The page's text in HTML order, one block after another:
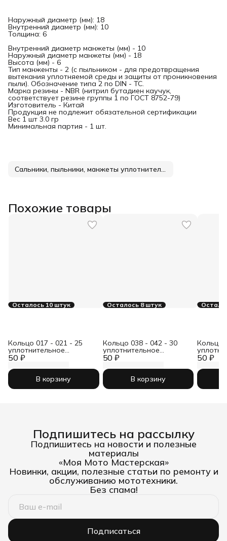
Наружный диаметр (мм): 18
Внутренний диаметр (мм): 10
Толщина: 6
Внутренний диаметр манжеты (мм) - 10
Наружный диаметр манжеты (мм) - 18
Высота (мм) - 6
Тип манженты - 2 (с пыльником - для предотвращения
вытекания уплотняемой среды и защиты от проникновения
пыли). Обозначение типа 2 по DIN - TC.
Марка резины - NBR (нитрил бутадиен каучук,
соответствует резине группы 1 по ГОСТ 8752-79)
Изготовитель - Китай
Продукция не подлежит обязательной сертификации
Вес 1 шт 3.0 гр
Минимальная партия - 1 шт.
Сальники, пыльники, манжеты уплотнительные
Похожие товары
Осталось 10 штук
50 ₽
Кольцо 017 - 021 - 25
уплотнительное
резиновое
В корзину
Осталось 8 штук
50 ₽
Кольцо 038 - 042 - 30
уплотнительное
резиновое
В корзину
50 ₽
Кольцо
Подпишитесь на рассылку
Подпишитесь на новости и полезные
материалы
«Моя Мото Мастерская»
Новинки, акции, полезные статьи по ремонту и
обслуживанию мототехники.
Без спама!
Подписаться